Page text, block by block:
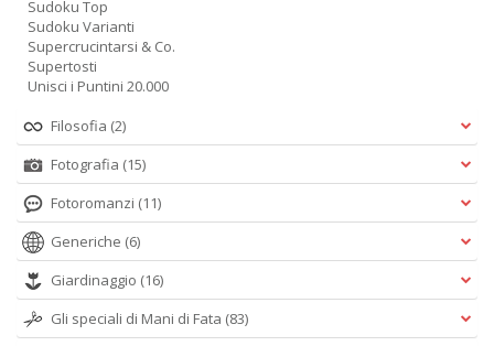
Sudoku Top
Sudoku Varianti
Supercrucintarsi & Co.
Supertosti
Unisci i Puntini 20.000
Filosofia (2)
Fotografia (15)
Fotoromanzi (11)
Generiche (6)
Giardinaggio (16)
Gli speciali di Mani di Fata (83)